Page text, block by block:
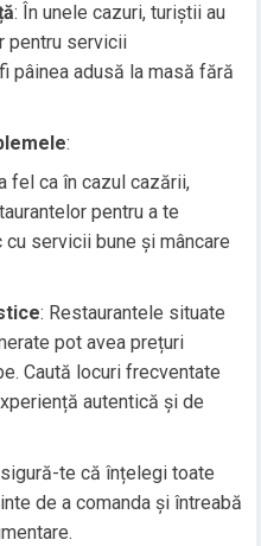
: În unele cazuri, turiștii au
pentru servicii
pâinea adusă la masă fără
:
fel ca în cazul cazării,
pentru a te
servicii bune și mâncare
: Restaurantele situate
pot avea prețuri
Caută locuri frecventate
autentică și de
te că înțelegi toate
de a comanda și întreabă